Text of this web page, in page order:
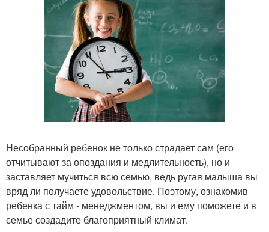
Несобранный ребенок не только страдает сам (его
отчитывают за опоздания и медлительность), но и
заставляет мучиться всю семью, ведь ругая малыша вы
вряд ли получаете удовольствие. Поэтому, ознакомив
ребенка с тайм - менеджментом, вы и ему поможете и в
семье создадите благоприятный климат.